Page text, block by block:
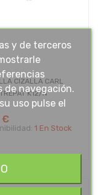
CIZALLA CARL
K12/N
€
1 En Stock
y de terceros
de navegación.
uso pulse el